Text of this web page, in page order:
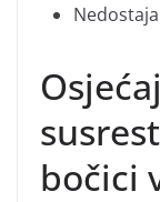
bočici